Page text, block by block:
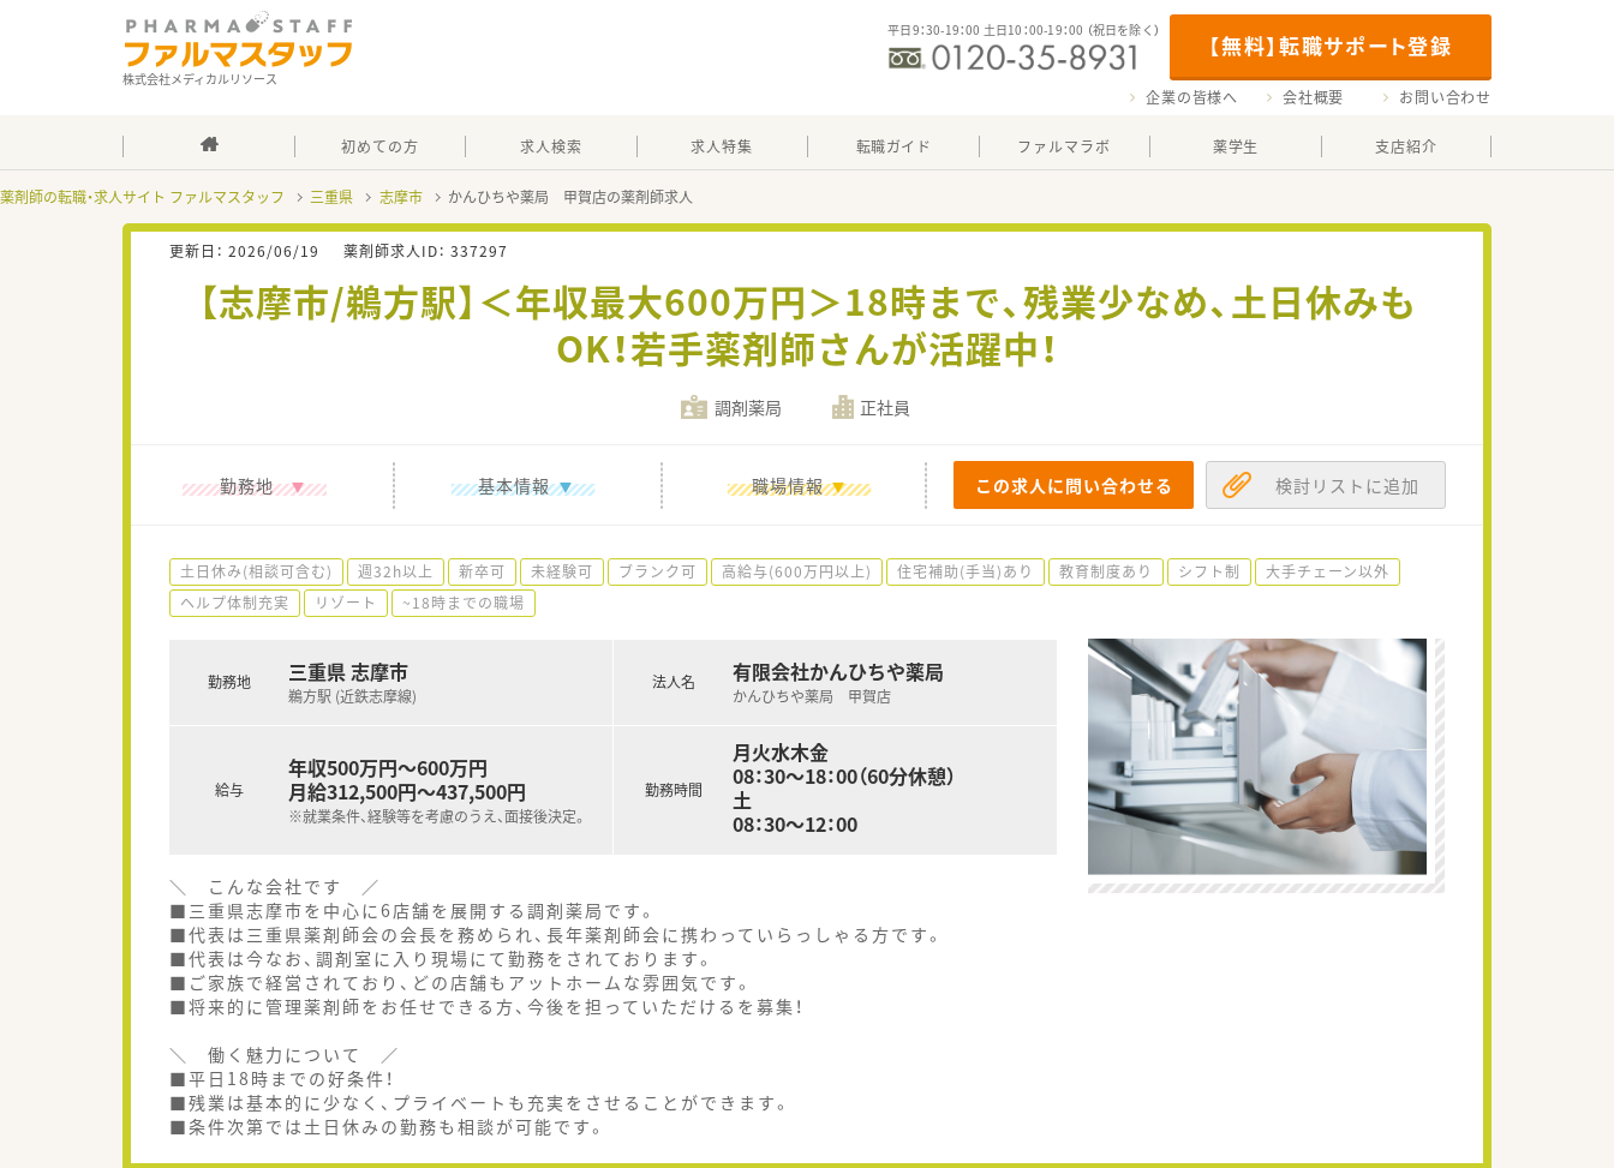
株式会社メディカルリソース
【無料】転職サポート登録
平日9：30-19：00 土日10：00-19：00 （祝日を除く）
企業の皆様へ 会社概要 お問い合わせ
初めての方 求人検索 求人特集 転職ガイド ファルマラボ 薬学生 支店紹介
薬剤師の転職・求人サイト ファルマスタッフ 三重県 志摩市 かんひちや薬局 甲賀店の薬剤師求人
更新日： 2026/06/19 薬剤師求人ID： 337297
【志摩市/鵜方駅】＜年収最大600万円＞18時まで、残業少なめ、土日休みも
OK！若手薬剤師さんが活躍中！
調剤薬局 正社員
勤務地 基本情報 職場情報 この求人に問い合わせる 検討リストに追加
土日休み(相談可含む) 週32h以上 新卒可 未経験可 ブランク可 高給与(600万円以上) 住宅補助(手当)あり 教育制度あり シフト制
大手チェーン以外
ヘルプ体制充実
リゾート ~18時までの職場
勤務地 三重県 志摩市
鵜方駅 (近鉄志摩線)
給与
年収500万円～600万円
月給312,500円～437,500円
※就業条件、経験等を考慮のうえ、面接後決定。
法人名 有限会社かんひちや薬局
かんひちや薬局 甲賀店
勤務時間
月火水木金
08：30～18：00（60分休憩）
土
08：30〜12：00
＼ こんな会社です ／
■三重県志摩市を中心に6店舗を展開する調剤薬局です。
■代表は三重県薬剤師会の会長を務められ、長年薬剤師会に携わっていらっしゃる方です。
■代表は今なお、調剤室に入り現場にて勤務をされております。
■ご家族で経営されており、どの店舗もアットホームな雰囲気です。
■将来的に管理薬剤師をお任せできる方、今後を担っていただけるを募集！
＼ 働く魅力について ／
■平日18時までの好条件！
■残業は基本的に少なく、プライベートも充実をさせることができます。
■条件次第では土日休みの勤務も相談が可能です。